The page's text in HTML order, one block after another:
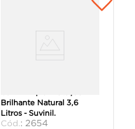
Brilhante Natural 3,6
Litros - Suvinil.
: 2654